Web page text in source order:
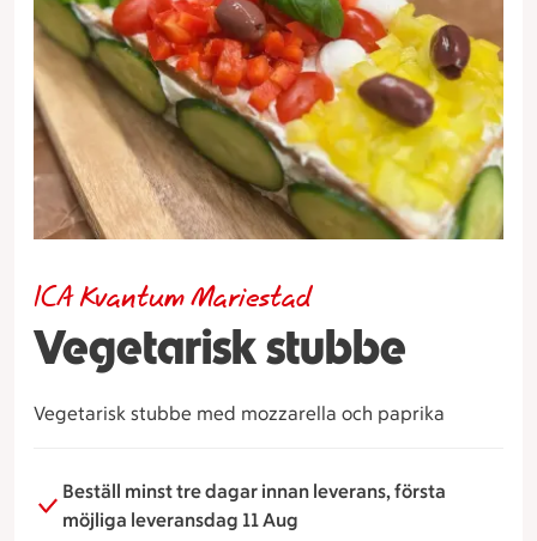
Vegetarisk stubbe
ICA Kvantum Mariestad
Vegetarisk stubbe med mozzarella och paprika
Beställ minst tre dagar innan leverans, första
möjliga leveransdag 11 Aug